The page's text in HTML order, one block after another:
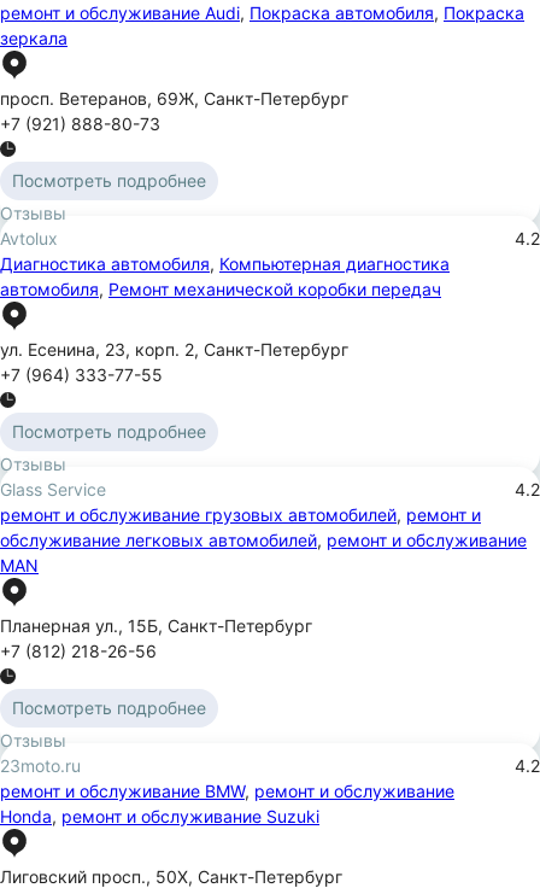
ремонт и обслуживание Audi, Покраска автомобиля, Покраска
зеркала
просп. Ветеранов, 69Ж, Санкт-Петербург
+7 (921) 888-80-73
Посмотреть подробнее
Отзывы
Avtolux
4.2
Диагностика автомобиля, Компьютерная диагностика
автомобиля, Ремонт механической коробки передач
ул. Есенина, 23, корп. 2, Санкт-Петербург
+7 (964) 333-77-55
Посмотреть подробнее
Отзывы
Glass Service
4.2
ремонт и обслуживание грузовых автомобилей, ремонт и
обслуживание легковых автомобилей, ремонт и обслуживание
MAN
Планерная ул., 15Б, Санкт-Петербург
+7 (812) 218-26-56
Посмотреть подробнее
Отзывы
23moto.ru
4.2
ремонт и обслуживание BMW, ремонт и обслуживание
Honda, ремонт и обслуживание Suzuki
Лиговский просп., 50Х, Санкт-Петербург